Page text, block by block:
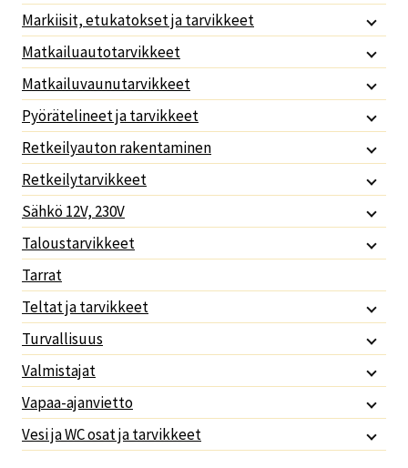
Markiisit, etukatokset ja tarvikkeet
Matkailuautotarvikkeet
Matkailuvaunutarvikkeet
Pyörätelineet ja tarvikkeet
Retkeilyauton rakentaminen
Retkeilytarvikkeet
Sähkö 12V, 230V
Taloustarvikkeet
Tarrat
Teltat ja tarvikkeet
Turvallisuus
Valmistajat
Vapaa-ajanvietto
Vesi ja WC osat ja tarvikkeet